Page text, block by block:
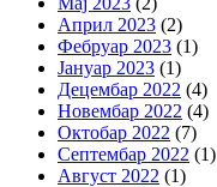
Април 2023 (2)
Фебруар 2023 (1)
Јануар 2023 (1)
Децембар 2022 (4)
Новембар 2022 (4)
Октобар 2022 (7)
Септембар 2022 (1)
Август 2022 (1)